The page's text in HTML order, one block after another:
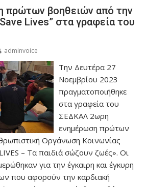
πρώτων βοηθειών από την
Lives” στα γραφεία του
adminvoice
Την Δευτέρα 27
Νοεμβρίου 2023
πραγματοποιήθηκε
στα γραφεία του
ΣΕΔΚΑΛ 2ωρη
ενημέρωση πρώτων
Οργάνωση Κοινωνίας
– Τα παιδιά σώζουν ζωές». Οι
για την έγκαιρη και έγκυρη
που αφορούν την καρδιακή